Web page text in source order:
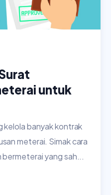
untuk
kelola banyak kontrak
meterai. Simak cara
yang sah...